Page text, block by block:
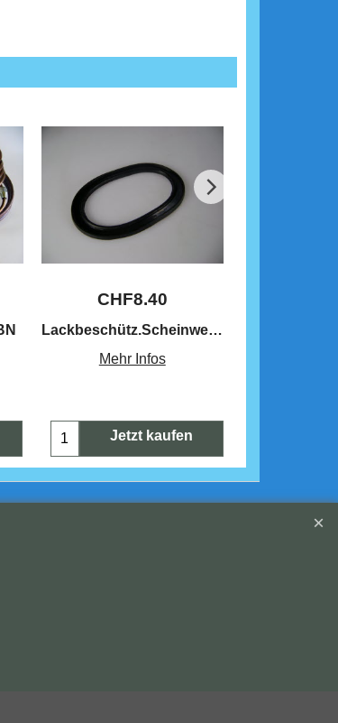
CHF8.40
Lackbeschütz.Scheinwerferfu
Mehr Infos
Jetzt kaufen